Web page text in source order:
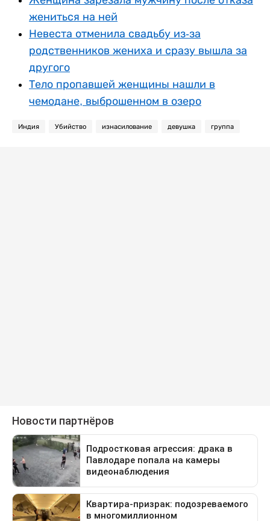
жениться на ней
Невеста отменила свадьбу из-за
родственников жениха и сразу вышла за
другого
Тело пропавшей женщины нашли в
чемодане, выброшенном в озеро
Индия Убийство изнасилование девушка группа